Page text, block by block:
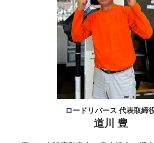
ロードリバース 代表取締
道川 豊